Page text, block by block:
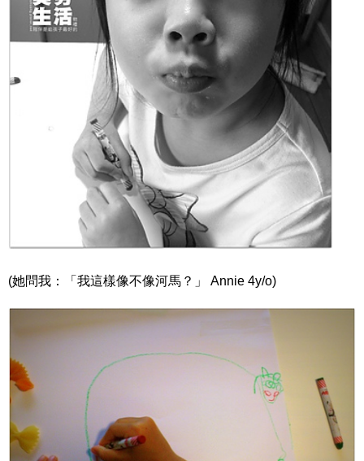
(她問我：「我這樣像不像河馬？」 Annie 4y/o)